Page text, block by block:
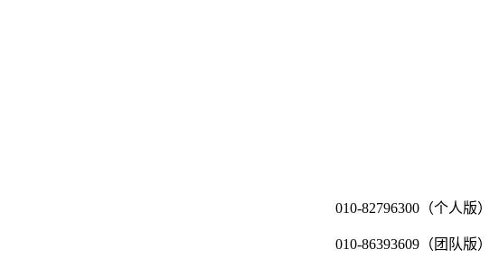
010-82796300（个人版）
010-86393609（团队版）